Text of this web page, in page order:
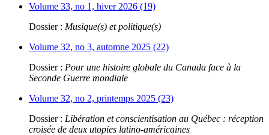
Volume 33, no 1, hiver 2026 (19)
Dossier : Musique(s) et politique(s)
Volume 32, no 3, automne 2025 (22)
Dossier : Pour une histoire globale du Canada face à la
Seconde Guerre mondiale
Volume 32, no 2, printemps 2025 (23)
Dossier : Libération et conscientisation au Québec : réception
croisée de deux utopies latino-américaines